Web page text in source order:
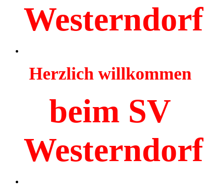
Westerndorf
Herzlich willkommen
beim SV
Westerndorf